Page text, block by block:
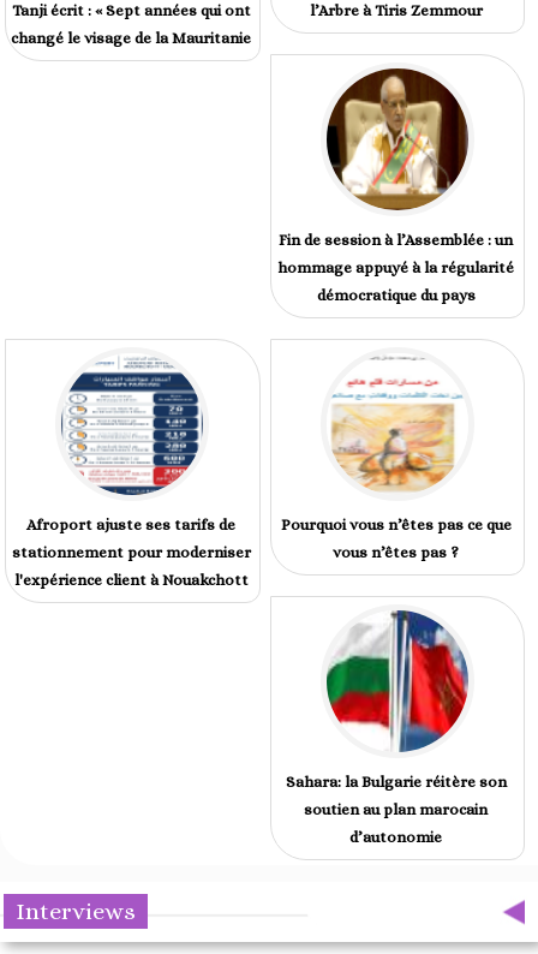
Tanji écrit : « Sept années qui ont
changé le visage de la Mauritanie
l’Arbre à Tiris Zemmour
Fin de session à l’Assemblée : un
hommage appuyé à la régularité
démocratique du pays
Afroport ajuste ses tarifs de
stationnement pour moderniser
l'expérience client à Nouakchott
Pourquoi vous n’êtes pas ce que
vous n’êtes pas ?
Sahara: la Bulgarie réitère son
soutien au plan marocain
d’autonomie
Interviews